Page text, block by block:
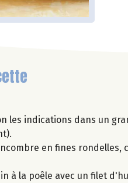
les indications dans un
en fines
à la poêle avec un filet